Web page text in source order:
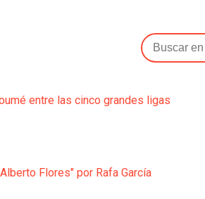
entre las cinco grandes ligas
Flores" por Rafa García